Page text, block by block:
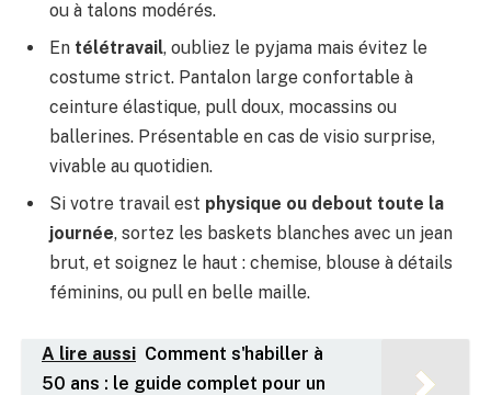
ou à talons modérés.
En télétravail, oubliez le pyjama mais évitez le
costume strict. Pantalon large confortable à
ceinture élastique, pull doux, mocassins ou
ballerines. Présentable en cas de visio surprise,
vivable au quotidien.
Si votre travail est physique ou debout toute la
journée, sortez les baskets blanches avec un jean
brut, et soignez le haut : chemise, blouse à détails
féminins, ou pull en belle maille.
A lire aussi Comment s'habiller à
50 ans : le guide complet pour un